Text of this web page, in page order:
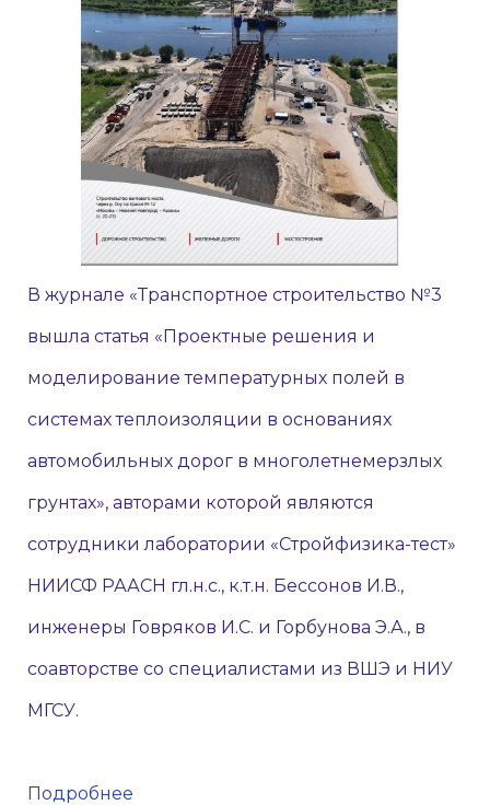
В журнале «Транспортное строительство №3
вышла статья «Проектные решения и
моделирование температурных полей в
системах теплоизоляции в основаниях
автомобильных дорог в многолетнемерзлых
грунтах», авторами которой являются
сотрудники лаборатории «Стройфизика-тест»
НИИСФ РААСН гл.н.с., к.т.н. Бессонов И.В.,
инженеры Говряков И.С. и Горбунова Э.А., в
соавторстве со специалистами из ВШЭ и НИУ
МГСУ.
Подробнее